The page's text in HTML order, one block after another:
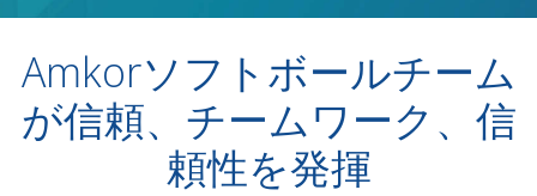
Amkorソフトボールチーム
が信頼、チームワーク、信
頼性を発揮